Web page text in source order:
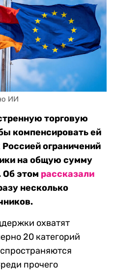
ИИ
торговую
компенсировать ей
ограничений
на общую сумму
Об этом рассказали
несколько
охватят
20 категорий
прочего